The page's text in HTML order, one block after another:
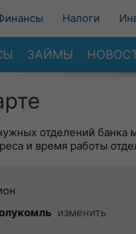
Налоги
ЗАЙМЫ
отделений банка
и время работы
изменить